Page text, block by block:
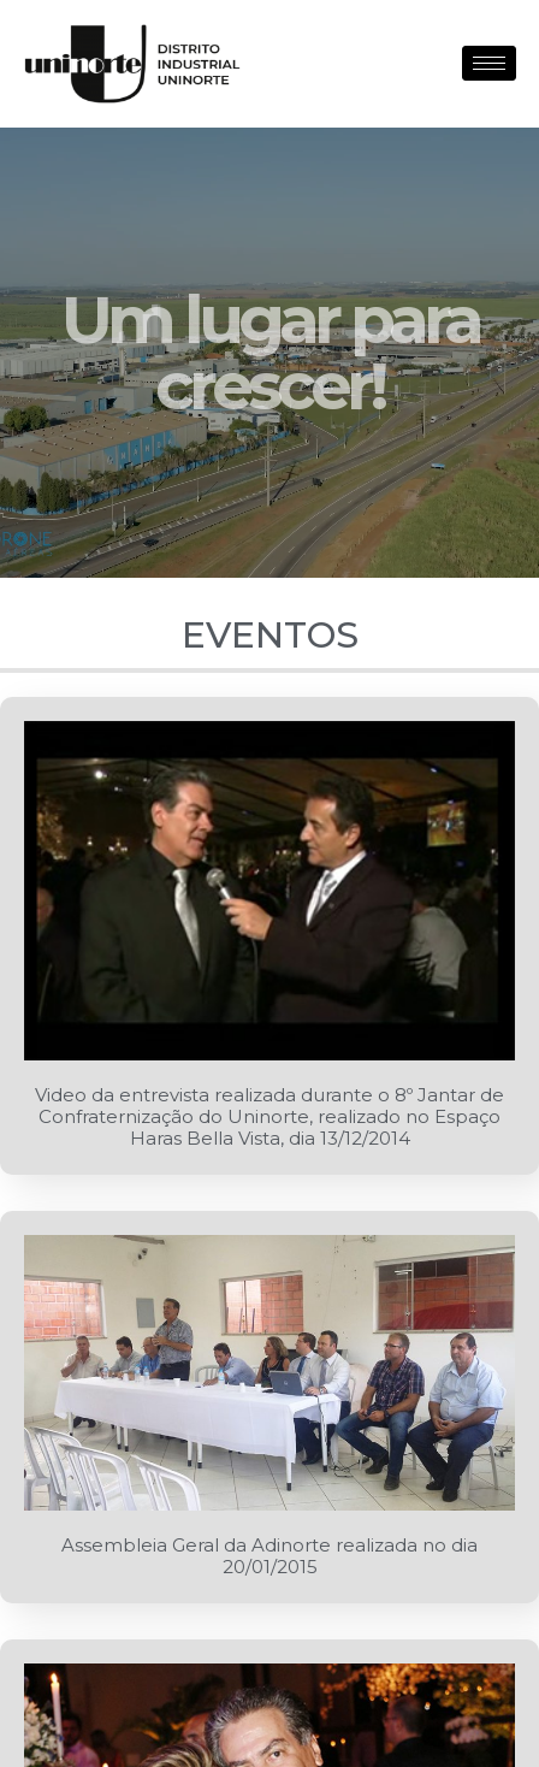
Um lugar para
crescer!
EVENTOS
Video da entrevista realizada durante o 8º Jantar de
Confraternização do Uninorte, realizado no Espaço
Haras Bella Vista, dia 13/12/2014
Assembleia Geral da Adinorte realizada no dia
20/01/2015